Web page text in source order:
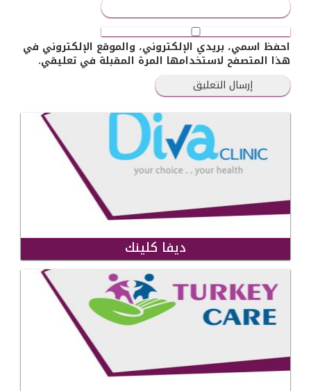
احفظ اسمي، بريدي الإلكتروني، والموقع الإلكتروني في
هذا المتصفح لاستخدامها المرة المقبلة في تعليقي.
ديفا كلينك